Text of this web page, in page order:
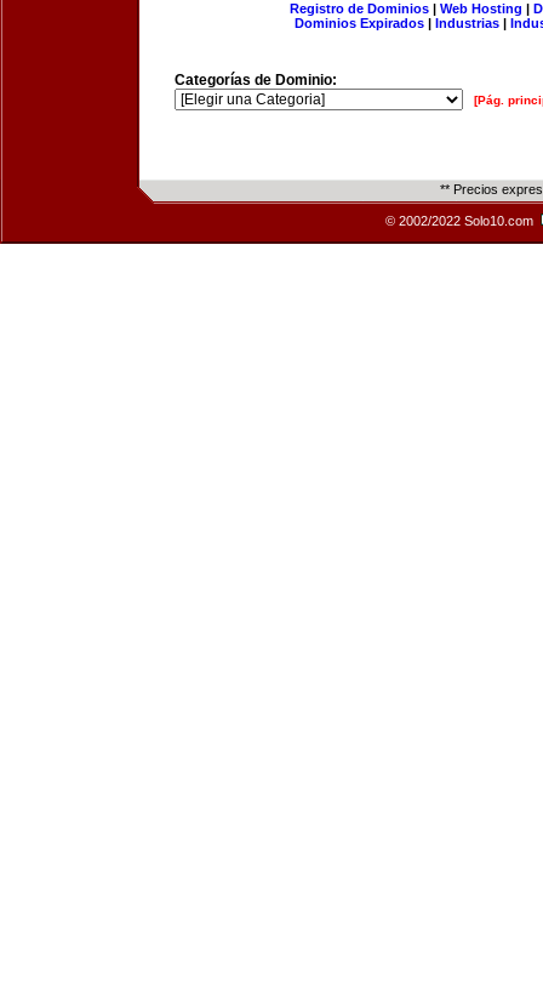
Registro de Dominios| Web Hosting |
Dominios Expirados | Industrias |
Categorías de Dominio:
[Pág.
** Precios
© 2002/2022 Solo10.com